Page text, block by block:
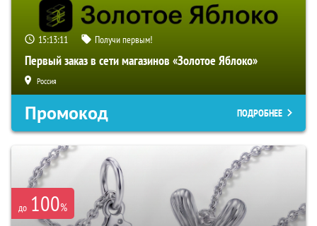
15:13:10 Получи первым!
Первый заказ в сети магазинов «Золотое Яблоко»
Россия
Промокод ПОДРОБНЕЕ
до 100%